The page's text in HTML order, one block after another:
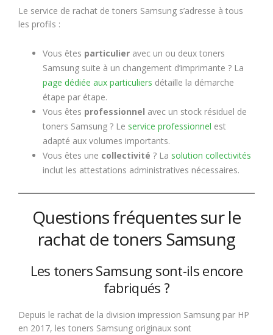
Le service de rachat de toners Samsung s’adresse à tous
les profils :
Vous êtes particulier avec un ou deux toners
Samsung suite à un changement d’imprimante ? La
page dédiée aux particuliers détaille la démarche
étape par étape.
Vous êtes professionnel avec un stock résiduel de
toners Samsung ? Le service professionnel est
adapté aux volumes importants.
Vous êtes une collectivité ? La solution collectivités
inclut les attestations administratives nécessaires.
Questions fréquentes sur le
rachat de toners Samsung
Les toners Samsung sont-ils encore
fabriqués ?
Depuis le rachat de la division impression Samsung par HP
en 2017, les toners Samsung originaux sont